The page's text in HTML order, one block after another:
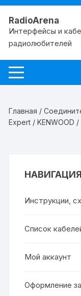
RadioArena
Интерфейсы и
радиолюбителей
Главная /
Expert /KENWOOD /
НАВИГАЦИЯ
Инструкции,
Список
Мой аккаунт
Оформление